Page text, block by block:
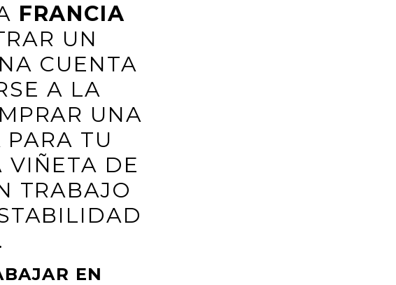
FRANCIA
UN
CUENTA
A LA
UNA
PARA TU
VIÑETA DE
TRABAJO
EN